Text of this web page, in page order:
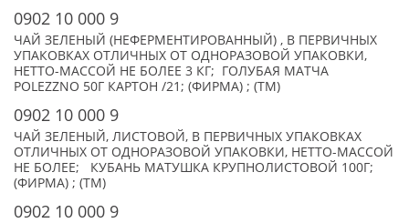
0902 10 000 9
ЧАЙ ЗЕЛЕНЫЙ (НЕФЕРМЕНТИРОВАННЫЙ) , В ПЕРВИЧНЫХ
УПАКОВКАХ ОТЛИЧНЫХ ОТ ОДНОРАЗОВОЙ УПАКОВКИ,
НЕТТО-МАССОЙ НЕ БОЛЕЕ 3 КГ; ГОЛУБАЯ МАТЧА
POLEZZNO 50Г КАРТОН /21; (ФИРМА) ; (TM)
0902 10 000 9
ЧАЙ ЗЕЛЕНЫЙ, ЛИСТОВОЙ, В ПЕРВИЧНЫХ УПАКОВКАХ
ОТЛИЧНЫХ ОТ ОДНОРАЗОВОЙ УПАКОВКИ, НЕТТО-МАССОЙ
НЕ БОЛЕЕ; КУБАНЬ МАТУШКА КРУПНОЛИСТОВОЙ 100Г;
(ФИРМА) ; (TM)
0902 10 000 9